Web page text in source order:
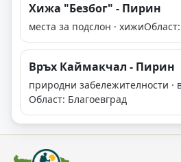
Хижа "Безбог" - Пирин
места за подслон · хижи
Връх Каймакчал - Пирин
природни забележителности ·
Област: Благоевград